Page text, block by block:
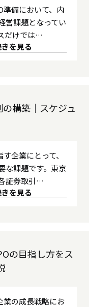
準備において、内
営課題となってい
だけでは…
を見る
構築｜スケジュ
企業にとって、
な課題です。東京
証券取引…
を見る
の目指し方をス
業の成長戦略にお